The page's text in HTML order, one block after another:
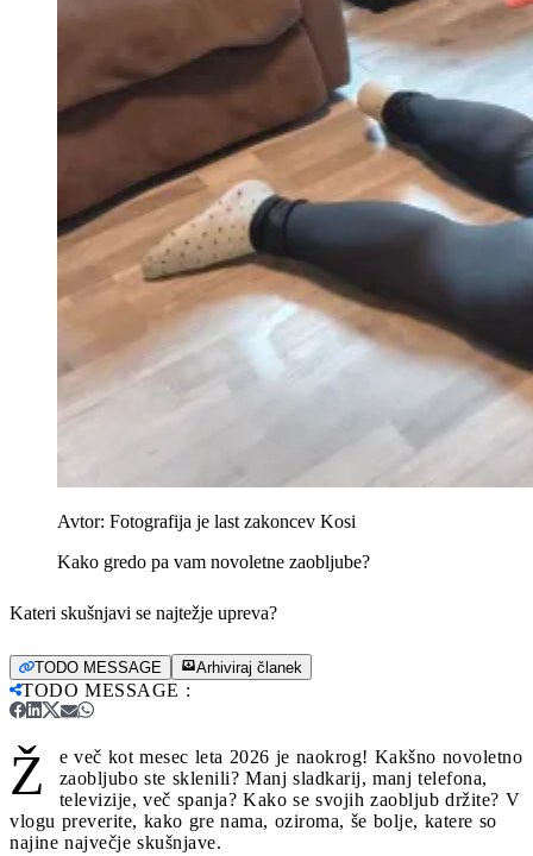
Avtor: Fotografija je last zakoncev Kosi
Kako gredo pa vam novoletne zaobljube?
Kateri skušnjavi se najtežje upreva?
TODO MESSAGE Arhiviraj članek
TODO MESSAGE :
Ž
e več kot mesec leta 2026 je naokrog! Kakšno novoletno
zaobljubo ste sklenili? Manj sladkarij, manj telefona,
televizije, več spanja? Kako se svojih zaobljub držite? V
vlogu preverite, kako gre nama, oziroma, še bolje, katere so
najine največje skušnjave.